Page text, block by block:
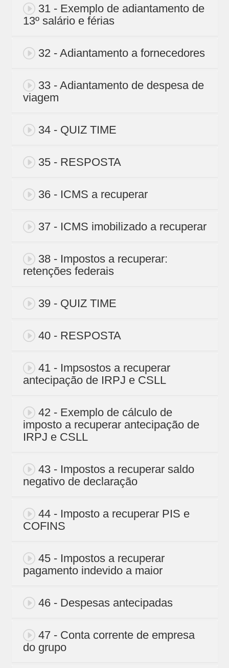
31 - Exemplo de adiantamento de
13º salário e férias
32 - Adiantamento a fornecedores
33 - Adiantamento de despesa de
viagem
34 - QUIZ TIME
35 - RESPOSTA
36 - ICMS a recuperar
37 - ICMS imobilizado a recuperar
38 - Impostos a recuperar:
retenções federais
39 - QUIZ TIME
40 - RESPOSTA
41 - Impsostos a recuperar
antecipação de IRPJ e CSLL
42 - Exemplo de cálculo de
imposto a recuperar antecipação de
IRPJ e CSLL
43 - Impostos a recuperar saldo
negativo de declaração
44 - Imposto a recuperar PIS e
COFINS
45 - Impostos a recuperar
pagamento indevido a maior
46 - Despesas antecipadas
47 - Conta corrente de empresa
do grupo